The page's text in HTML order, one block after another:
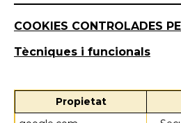
COOKIES CONTROLADES
Tècniques i funcionals
Propietat